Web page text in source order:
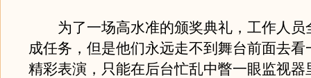
为了一场高水准的颁奖典礼，工作人员
成任务，但是他们永远走不到舞台前面去看
精彩表演，只能在后台忙乱中瞥一眼监视器